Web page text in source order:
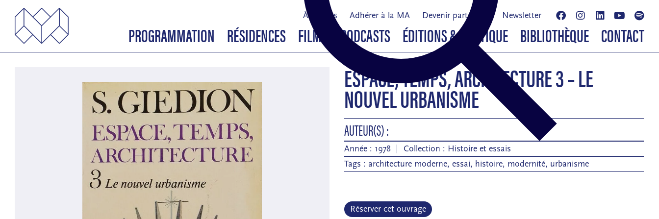
À propos Adhérer à la MA Devenir partenaire Newsletter
PROGRAMMATION RÉSIDENCES FILMS & PODCASTS ÉDITIONS & BOUTIQUE BIBLIOTHÈQUE CONTACT
ESPACE, TEMPS, ARCHITECTURE 3 – LE
NOUVEL URBANISME
AUTEUR(S) :
Année : 1978 Collection : Histoire et essais
Tags : architecture moderne, essai, histoire, modernité, urbanisme
Réserver cet ouvrage